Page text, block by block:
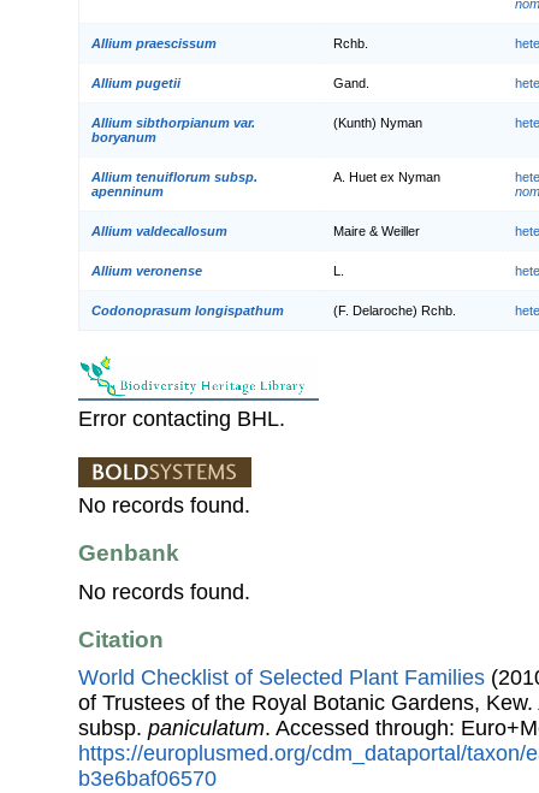
Allium praescissum Rchb.
Allium pugetii Gand.
Allium sibthorpianum var.
boryanum
(Kunth) Nyman
Allium tenuiflorum subsp.
apenninum
A. Huet ex Nyman
Allium valdecallosum Maire & Weiller
Allium veronense L.
Codonoprasum longispathum (F. Delaroche) Rchb.
Error contacting BHL.
No records found.
Genbank
No records found.
Citation
World Checklist of Selected Plant Families
of Trustees of the Royal Botanic Gardens, Kew.
subsp. paniculatum. Accessed through:
https://europlusmed.org/cdm_dataportal/taxon/
b3e6baf06570